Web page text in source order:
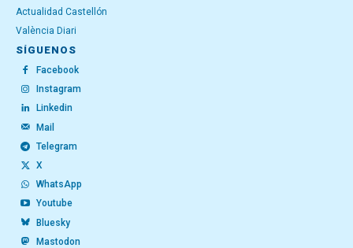
Actualidad Castellón
València Diari
SÍGUENOS
Facebook
Instagram
Linkedin
Mail
Telegram
X
WhatsApp
Youtube
Bluesky
Mastodon